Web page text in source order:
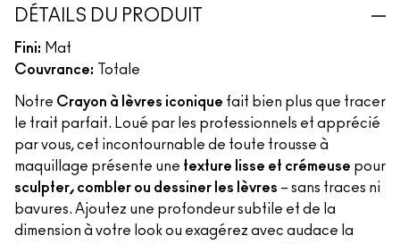
DÉTAILS DU PRODUIT
Fini: Mat
Couvrance:
Totale
Notre Crayon à lèvres iconique fait bien plus que tracer
le trait parfait. Loué par les professionnels et apprécié
par vous, cet incontournable de toute trousse à
maquillage présente une texture lisse et crémeuse pour
sculpter, combler ou dessiner les lèvres – sans traces ni
bavures. Ajoutez une profondeur subtile et de la
dimension à votre look ou exagérez avec audace la